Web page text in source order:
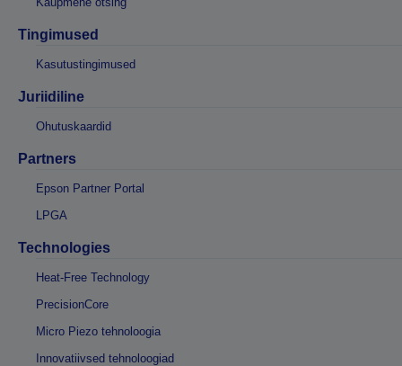
Tingimused
Kasutustingimused
Juriidiline
Ohutuskaardid
Partners
Epson Partner Portal
LPGA
Technologies
Heat-Free Technology
PrecisionCore
Micro Piezo tehnoloogia
Innovatiivsed tehnoloogiad